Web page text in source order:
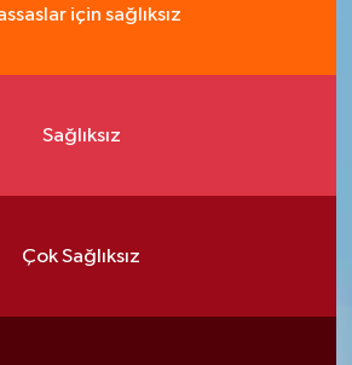
için sağlıksız
Sağlıksız
Çok Sağlıksız